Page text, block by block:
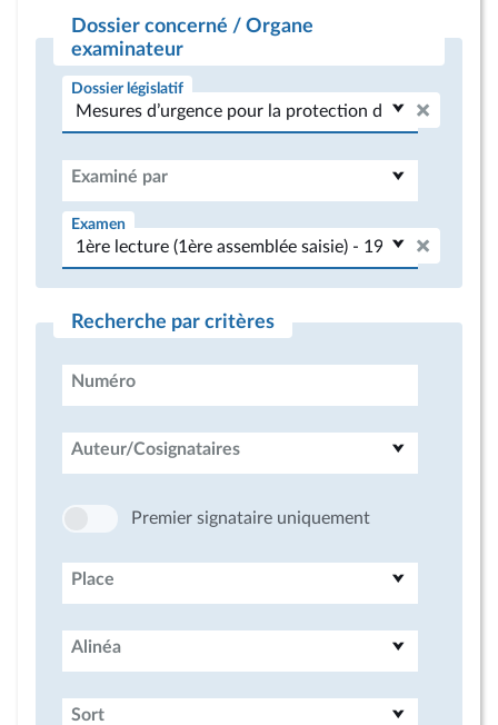
Dossier concerné / Organe
examinateur
Dossier législatif
Examiné par
Examen
Recherche par critères
Numéro
Auteur/Cosignataires
Premier signataire uniquement
Place
Alinéa
Sort